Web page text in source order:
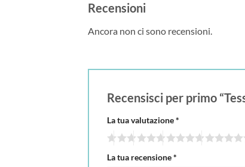
Recensioni
Ancora non ci sono recensioni.
Recensisci per primo
La tua valutazione*
La tua recensione*